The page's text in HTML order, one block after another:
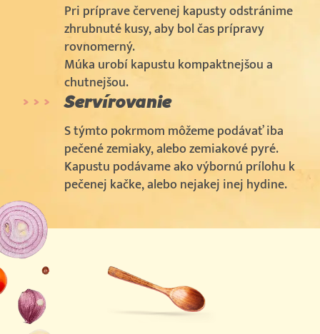
Pri príprave červenej kapusty odstránime
zhrubnuté kusy, aby bol čas prípravy
rovnomerný.
Múka urobí kapustu kompaktnejšou a
chutnejšou.
Servírovanie
S týmto pokrmom môžeme podávať iba
pečené zemiaky, alebo zemiakové pyré.
Kapustu podávame ako výbornú prílohu k
pečenej kačke, alebo nejakej inej hydine.